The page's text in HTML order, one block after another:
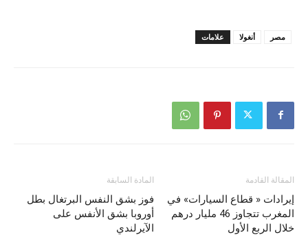
علامات أنغولا مصر
المادة السابقة
فوز بشق النفس البرتغال بطل
أوروبا بشق الأنفس على
الآيرلندي
المقالة القادمة
إيرادات « قطاع السيارات» في
المغرب تتجاوز 46 مليار درهم
خلال الربع الأول